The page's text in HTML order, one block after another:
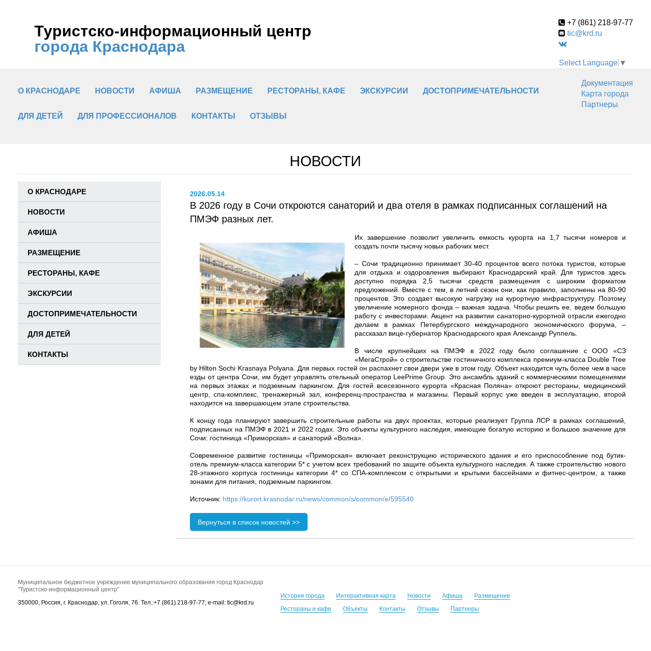
Туристско-информационный центр
города Краснодара
+7 (861) 218-97-77
tic@krd.ru
Select Language ▼
О КРАСНОДАРЕ НОВОСТИ АФИША РАЗМЕЩЕНИЕ РЕСТОРАНЫ, КАФЕ ЭКСКУРСИИ ДОСТОПРИМЕЧАТЕЛЬНОСТИ
ДЛЯ ДЕТЕЙ ДЛЯ ПРОФЕССИОНАЛОВ КОНТАКТЫ ОТЗЫВЫ
Документация
Карта города
Партнеры
НОВОСТИ
О КРАСНОДАРЕ
НОВОСТИ
АФИША
РАЗМЕЩЕНИЕ
РЕСТОРАНЫ, КАФЕ
ЭКСКУРСИИ
ДОСТОПРИМЕЧАТЕЛЬНОСТИ
ДЛЯ ДЕТЕЙ
КОНТАКТЫ
2026.05.14
В 2026 году в Сочи откроются санаторий и два отеля в рамках подписанных соглашений на
ПМЭФ разных лет.
Их завершение позволит увеличить емкость курорта на 1,7 тысячи номеров и
создать почти тысячу новых рабочих мест.
– Сочи традиционно принимает 30-40 процентов всего потока туристов, которые
для отдыха и оздоровления выбирают Краснодарский край. Для туристов здесь
доступно порядка 2,5 тысячи средств размещения с широким форматом
предложений. Вместе с тем, в летний сезон они, как правило, заполнены на 80-90
процентов. Это создает высокую нагрузку на курортную инфраструктуру. Поэтому
увеличение номерного фонда – важная задача. Чтобы решить ее, ведем большую
работу с инвесторами. Акцент на развитии санаторно-курортной отрасли ежегодно
делаем в рамках Петербургского международного экономического форума, –
рассказал вице-губернатор Краснодарского края Александр Руппель.
В числе крупнейших на ПМЭФ в 2022 году было соглашение с ООО «СЗ
«МегаСтрой» о строительстве гостиничного комплекса премиум-класса Double Tree
by Hilton Sochi Krasnaya Polyana. Для первых гостей он распахнет свои двери уже в этом году. Объект находится чуть более чем в часе
езды от центра Сочи, им будет управлять отельный оператор LeePrime Group. Это ансамбль зданий с коммерческими помещениями
на первых этажах и подземным паркингом. Для гостей всесезонного курорта «Красная Поляна» откроют рестораны, медицинский
центр, спа-комплекс, тренажерный зал, конференц-пространства и магазины. Первый корпус уже введен в эксплуатацию, второй
находится на завершающем этапе строительства.
К концу года планируют завершить строительные работы на двух проектах, которые реализует Группа ЛСР в рамках соглашений,
подписанных на ПМЭФ в 2021 и 2022 годах. Это объекты культурного наследия, имеющие богатую историю и большое значение для
Сочи: гостиница «Приморская» и санаторий «Волна».
Современное развитие гостиницы «Приморская» включает реконструкцию исторического здания и его приспособление под бутик-
отель премиум-класса категории 5* с учетом всех требований по защите объекта культурного наследия. А также строительство нового
28-этажного корпуса гостиницы категории 4* со СПА-комплексом с открытыми и крытыми бассейнами и фитнес-центром, а также
зонами для питания, подземным паркингом.
Источник: https://kurort.krasnodar.ru/news/common/s/common/e/595540
Вернуться в список новостей >>
История города Интерактивная карта Новости Афиша
Размещение
Рестораны и кафе
Объекты Контакты Отзывы Партнеры
Муниципальное бюджетное учреждение муниципального образования город Краснодар
"Туристско-информационный центр"
350000, Россия, г. Краснодар, ул. Гоголя, 76. Тел.:+7 (861) 218-97-77; e-mail: tic@krd.ru